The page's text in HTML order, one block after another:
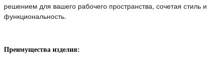
решением для вашего рабочего пространства, сочетая стиль и
функциональность.
Преимущества изделия: